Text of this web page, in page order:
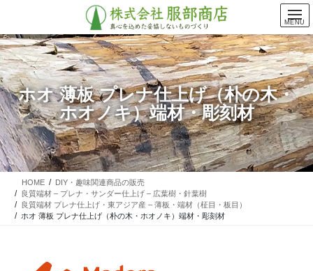
テ
ン
ツ
に
移
動
ゲ
ー
シ
ョ
ン
に
移
動
ホオ 薄板 プレナ仕上げ（朴の木・
ホオノキ）端材・彫刻材
HOME
DIY・趣味関連商品の販売
良質端材 – プレナ・サンダー仕上げ – 広葉樹・針葉樹
良質端材 プレナ仕上げ・東アジア産 – 薄板・端材（柾目・板目）
ホオ 薄板 プレナ仕上げ（朴の木・ホオノキ）端材・彫刻材
MENU